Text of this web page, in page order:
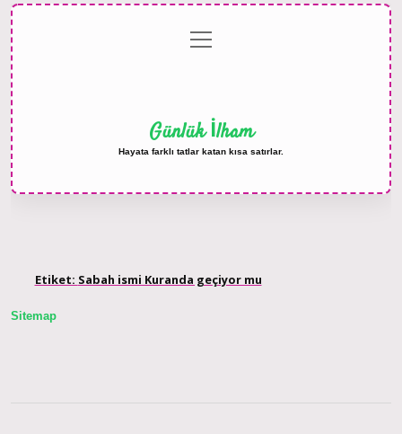
menüyü
aç
Günlük İlham
Hayata farklı tatlar katan kısa satırlar.
Etiket: Sabah ismi Kuranda geçiyor mu
Sitemap